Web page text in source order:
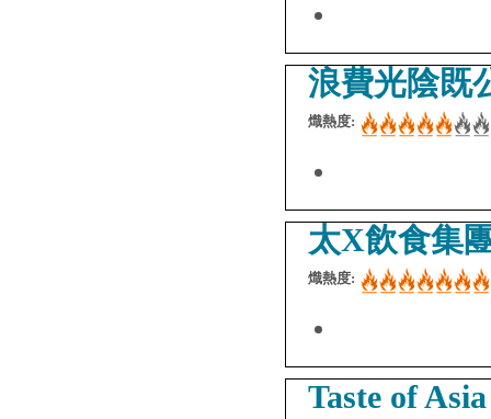
浪費光陰既
熾熱度:
太X飲食集
熾熱度:
Taste of